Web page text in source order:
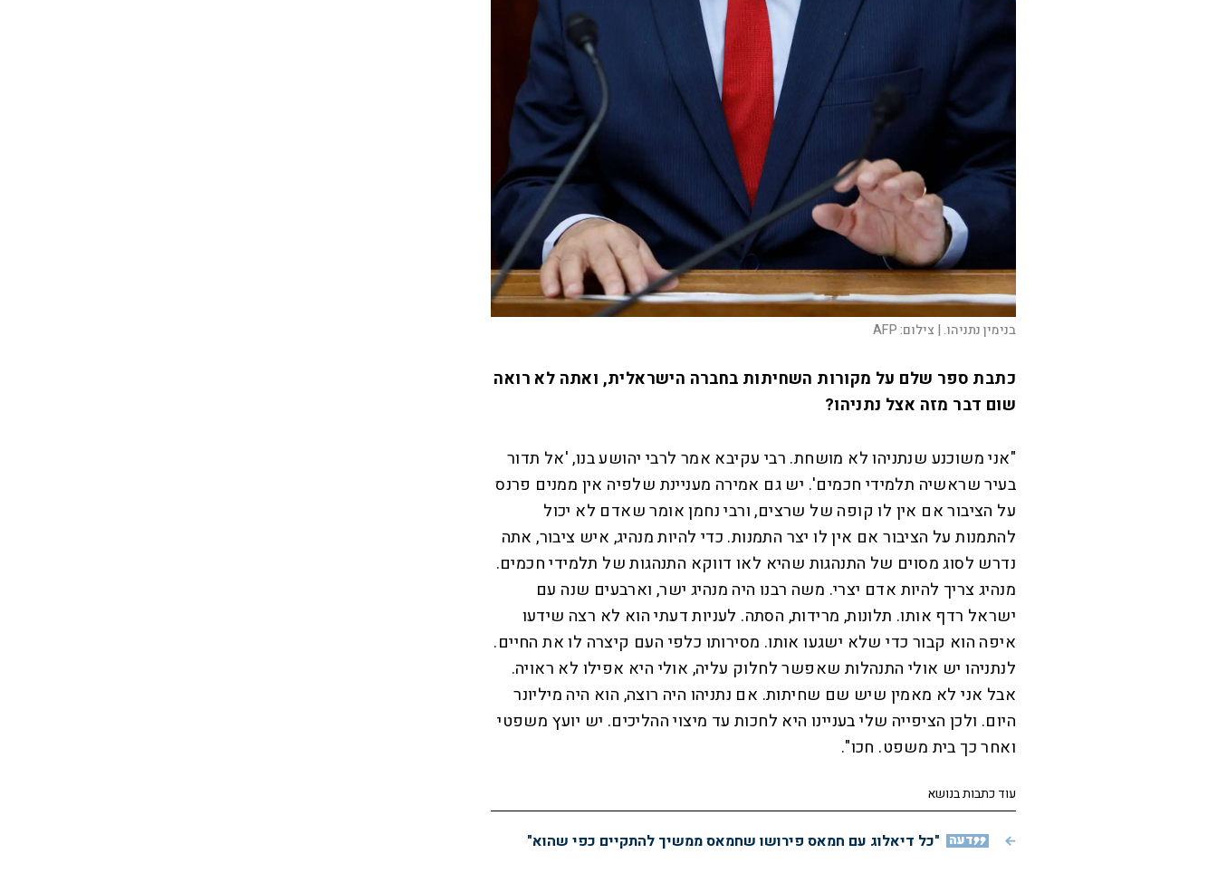
בנימין נתניהו. | צילום:AFP
כתבת ספר שלם על מקורות השחיתות בחברה הישראלית, ואתה לא רואה
שום דבר מזה אצל נתניהו?
"אני משוכנע שנתניהו לא מושחת. רבי עקיבא אמר לרבי יהושע בנו, 'אל תדור
בעיר שראשיה תלמידי חכמים'. יש גם אמירה מעניינת שלפיה אין ממנים פרנס
על הציבור אם אין לו קופה של שרצים, ורבי נחמן אומר שאדם לא יכול
להתמנות על הציבור אם אין לו יצר התמנות. כדי להיות מנהיג, איש ציבור, אתה
נדרש לסוג מסוים של התנהגות שהיא לאו דווקא התנהגות של תלמידי חכמים.
מנהיג צריך להיות אדם יצרי. משה רבנו היה מנהיג ישר, וארבעים שנה עם
ישראל רדף אותו. תלונות, מרידות, הסתה. לעניות דעתי הוא לא רצה שידעו
איפה הוא קבור כדי שלא ישגעו אותו. מסירותו כלפי העם קיצרה לו את החיים.
לנתניהו יש אולי התנהלות שאפשר לחלוק עליה, אולי היא אפילו לא ראויה.
אבל אני לא מאמין שיש שם שחיתות. אם נתניהו היה רוצה, הוא היה מיליונר
היום. ולכן הציפייה שלי בעניינו היא לחכות עד מיצוי ההליכים. יש יועץ משפטי
ואחר כך בית משפט. חכו".
עוד כתבות בנושא
דעה "כל דיאלוג עם חמאס פירושו שחמאס ממשיך להתקיים כפי שהוא"